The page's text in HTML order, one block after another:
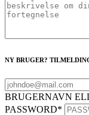
NY BRUGER?
BRUGERNAVN
PASSWORD*